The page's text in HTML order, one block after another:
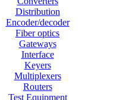
Distribution
Encoder/decoder
Fiber optics
Gateways
Interface
Keyers
Multiplexers
Routers
Test Equipment